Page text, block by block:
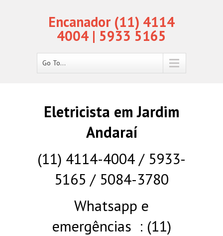
Encanador (11) 4114
4004 | 5933 5165
Go To...
Eletricista em Jardim
Andaraí
(11) 4114-4004 / 5933-
5165 / 5084-3780
Whatsapp e
emergências : (11)